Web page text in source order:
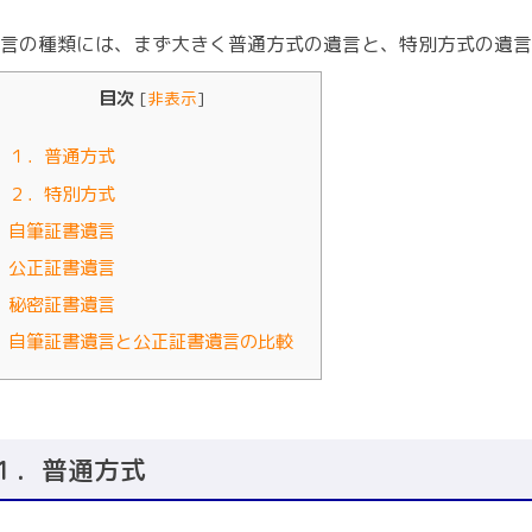
の種類には、まず大きく普通方式の遺言と、特別方式の遺
目次 [非表示]
１．普通方式
２．特別方式
自筆証書遺言
公正証書遺言
秘密証書遺言
自筆証書遺言と公正証書遺言の比較
．普通方式